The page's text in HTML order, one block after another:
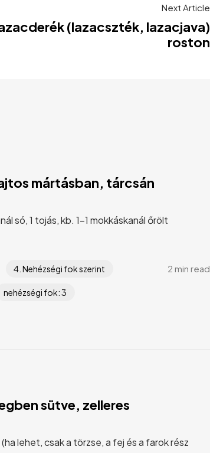
Next Article
(lazacszték, lazacjava)
roston
mártásban, tárcsán
só, 1 tojás, kb. 1-1 mokkáskanál őrölt
4. Nehézségi fok szerint
nehézségi fok: 3
2 min read
sütve, zelleres
lehet, csak a törzse, a fej és a farok rész